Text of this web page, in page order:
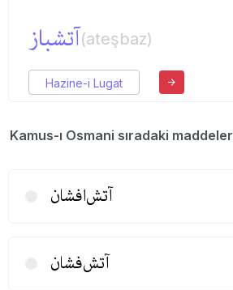
آتشباز(ateşbaz)
Hazine-i Lugat
Kamus-ı Osmani sıradaki maddeler
آتش‌افشان
آتش‌فشان